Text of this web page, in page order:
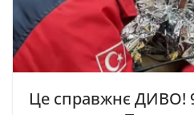
Це справжнє ДИВО!